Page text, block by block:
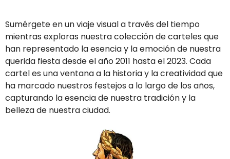
Sumérgete en un viaje visual a través del tiempo
mientras exploras nuestra colección de carteles que
han representado la esencia y la emoción de nuestra
querida fiesta desde el año 2011 hasta el 2023. Cada
cartel es una ventana a la historia y la creatividad que
ha marcado nuestros festejos a lo largo de los años,
capturando la esencia de nuestra tradición y la
belleza de nuestra ciudad.